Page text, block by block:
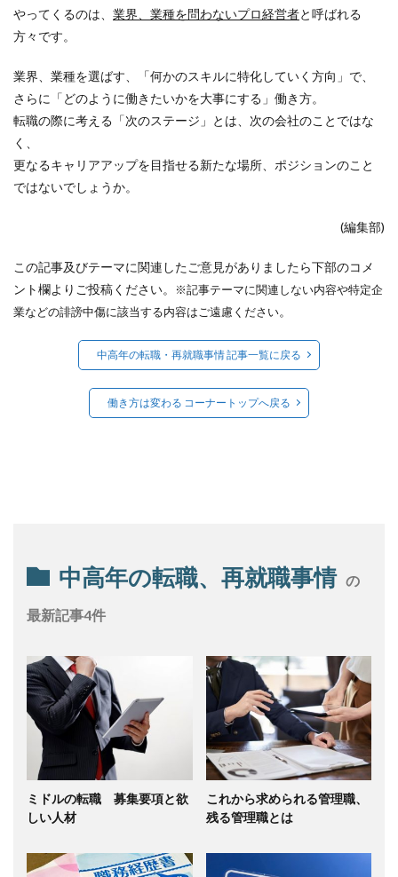
やってくるのは、 業界、業種を問わないプロ経営者と呼ばれる
方々です。
業界、業種を選ばす、「何かのスキルに特化していく方向」で、
さらに「どのように働きたいかを大事にする」働き方。
転職の際に考える「次のステージ」とは、次の会社のことではな
く、
更なるキャリアアップを目指せる新たな場所、ポジションのこと
ではないでしょうか。
(編集部)
この記事及びテーマに関連したご意見がありましたら下部のコメ
ント欄よりご投稿ください。
※記事テーマに関連しない内容や特定企
業などの誹謗中傷に該当する内容はご遠慮ください。
中高年の転職・再就職事情 記事一覧に戻る
働き方は変わる コーナートップへ戻る
中高年の転職、再就職事情 の
最新記事4件
ミドルの転職 募集要項と欲
しい人材
これから求められる管理職、
残る管理職とは